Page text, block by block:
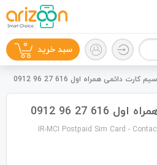
سبد خرید 0
سیم کارت دائمی همراه اول 616 27 96 0912
27 96 0912
IR-MCI Postpaid Sim Card -